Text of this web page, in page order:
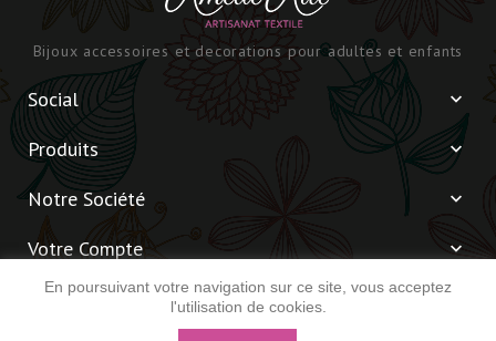
Bijoux accessoires et decorations pour adultes et enfants
Social 
Produits 
Notre Société 
Votre Compte 
Informations 
En poursuivant votre navigation sur ce site, vous acceptez
l'utilisation de cookies.